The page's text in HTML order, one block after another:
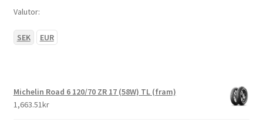
Valutor:
SEK EUR
Michelin Road 6 120/70 ZR 17 (58W) TL (fram)
1,663.51kr